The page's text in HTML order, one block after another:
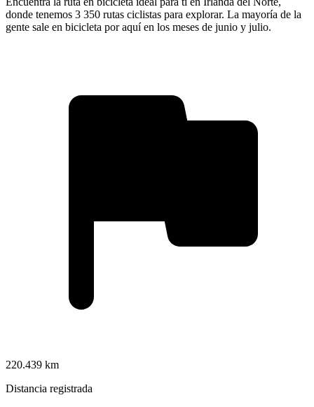
donde tenemos 3 350 rutas ciclistas para explorar. La mayoría de la
gente sale en bicicleta por aquí en los meses de junio y julio.
220.439 km
Distancia registrada